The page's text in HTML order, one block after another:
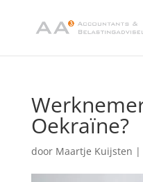
Oekraïne?
door Maartje Kuijsten |